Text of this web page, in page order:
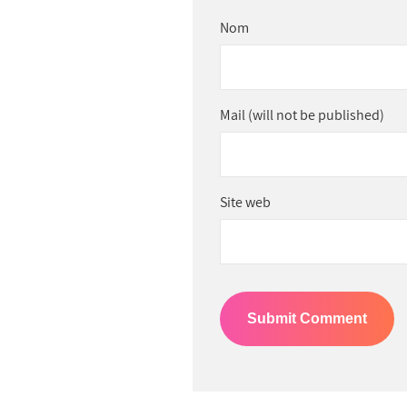
Nom
Mail (will not be published)
Site web